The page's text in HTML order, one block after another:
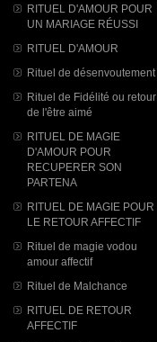
RITUEL D'AMOUR POUR
UN MARIAGE RÉUSSI
RITUEL D'AMOUR
Rituel de désenvoutement
Rituel de Fidélité ou retour
de l'être aimé
RITUEL DE MAGIE
D'AMOUR POUR
RECUPERER SON
PARTENA
RITUEL DE MAGIE POUR
LE RETOUR AFFECTIF
Rituel de magie vodou
amour affectif
Rituel de Malchance
RITUEL DE RETOUR
AFFECTIF